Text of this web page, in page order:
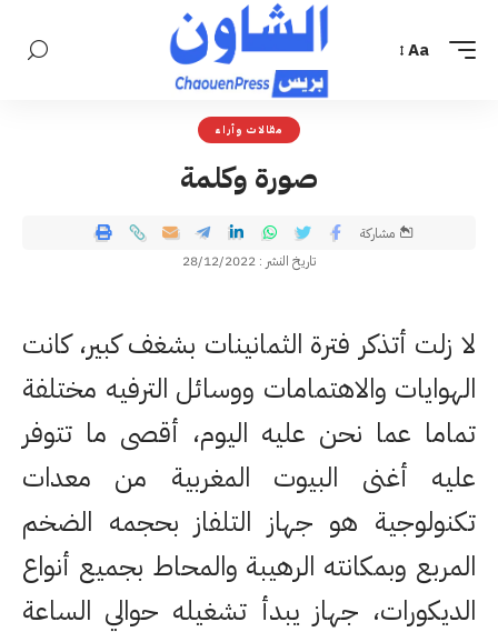
Aa
مقالات وأراء
صورة وكلمة
تاريخ النشر : 28/12/2022
مشاركة
لا زلت أتذكر فترة الثمانينات بشغف كبير، كانت
الهوايات والاهتمامات ووسائل الترفيه مختلفة
تماما عما نحن عليه اليوم، أقصى ما تتوفر
عليه أغنى البيوت المغربية من معدات
تكنولوجية هو جهاز التلفاز بحجمه الضخم
المربع وبمكانته الرهيبة والمحاط بجميع أنواع
الديكورات، جهاز يبدأ تشغيله حوالي الساعة